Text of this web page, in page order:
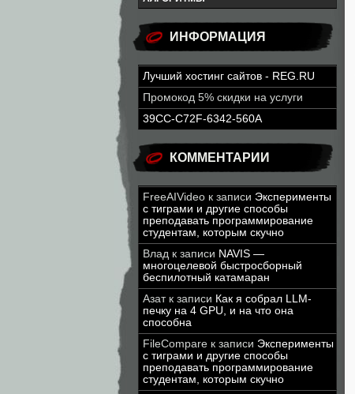
ИНФОРМАЦИЯ
Лучший хостинг сайтов - REG.RU
Промокод 5% скидки на услуги
39CC-C72F-6342-560A
КОММЕНТАРИИ
FreeAIVideo к записи Эксперименты
с тиграми и другие способы
преподавать программирование
студентам, которым скучно
Влад к записи NAVIS —
многоцелевой быстросборный
беспилотный катамаран
Азатк записи Как я собрал LLM-
печку на 4 GPU, и на что она
способна
FileCompare к записи Эксперименты
с тиграми и другие способы
преподавать программирование
студентам, которым скучно